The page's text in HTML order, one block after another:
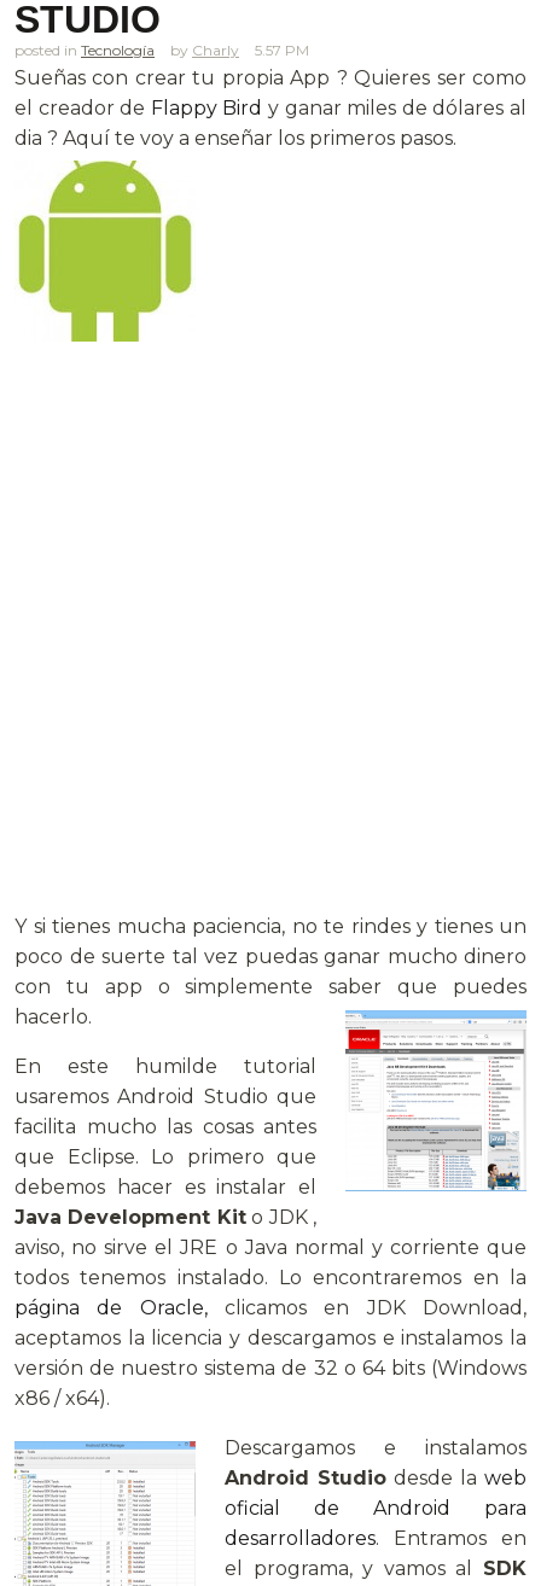
STUDIO
posted in Tecnología Charly 5.57 PM
Sueñas con crear tu propia App ? Quieres ser como
el creador de Flappy Bird y ganar miles de dólares al
dia ? Aquí te voy a enseñar los primeros pasos.
Y si tienes mucha paciencia, no te rindes y tienes un
poco de suerte tal vez puedas ganar mucho dinero
con tu app o simplemente saber que puedes
hacerlo.
En este humilde tutorial
usaremos Android Studio que
facilita mucho las cosas antes
que Eclipse. Lo primero que
debemos hacer es instalar el
Java Development Kito JDK ,
aviso, no sirve el JRE o Java normal y corriente que
todos tenemos instalado. Lo encontraremos en la
página de Oracle,clicamos en JDK Download,
aceptamos la licencia y descargamos e instalamos la
versión de nuestro sistema de 32 o 64 bits (Windows
x86 / x64).
Descargamos e instalamos
Android Studio desde la web
oficial de Android para
desarrolladores. Entramos en
el programa, y vamos al SDK